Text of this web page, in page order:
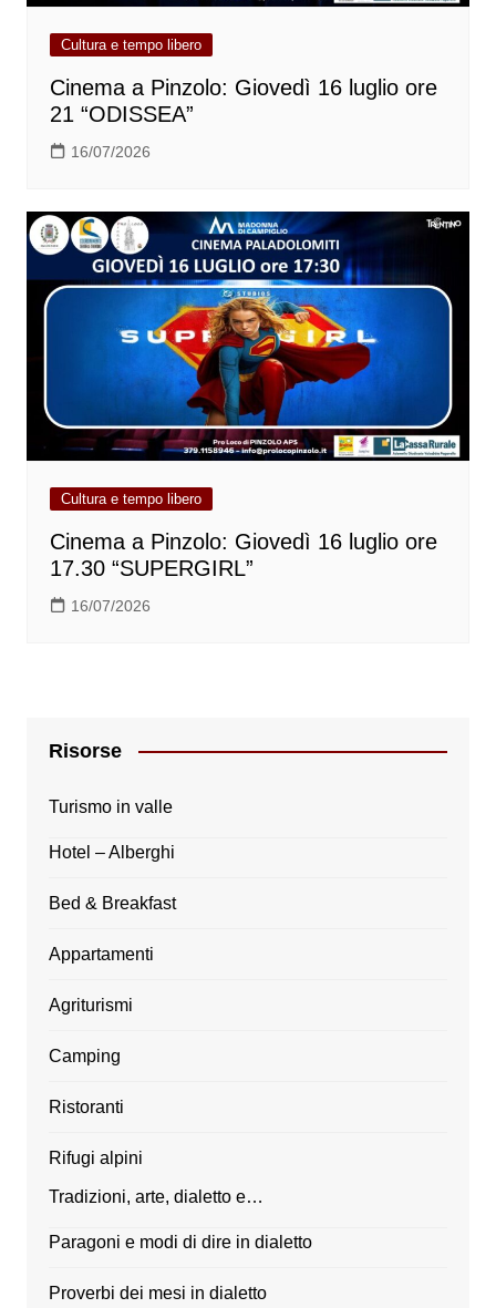
Cultura e tempo libero
Cinema a Pinzolo: Giovedì 16 luglio ore
21 “ODISSEA”
16/07/2026
Cultura e tempo libero
Cinema a Pinzolo: Giovedì 16 luglio ore
17.30 “SUPERGIRL”
16/07/2026
Risorse
Turismo in valle
Hotel – Alberghi
Bed & Breakfast
Appartamenti
Agriturismi
Camping
Ristoranti
Rifugi alpini
Tradizioni, arte, dialetto e…
Paragoni e modi di dire in dialetto
Proverbi dei mesi in dialetto